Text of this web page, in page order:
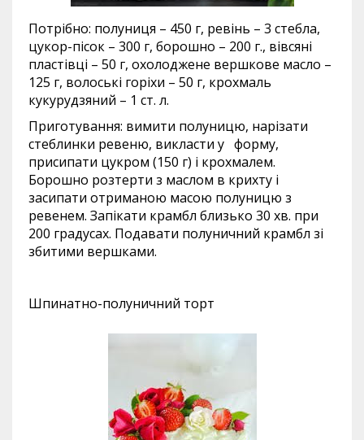
Потрібно: полуниця – 450 г, ревінь – 3 стебла,
цукор-пісок – 300 г, борошно – 200 г., вівсяні
пластівці – 50 г, охолоджене вершкове масло –
125 г, волоські горіхи – 50 г, крохмаль
кукурудзяний – 1 ст. л.
Приготування: вимити полуницю, нарізати
стеблинки ревеню, викласти у форму,
присипати цукром (150 г) і крохмалем.
Борошно розтерти з маслом в крихту і
засипати отриманою масою полуницю з
ревенем. Запікати крамбл близько 30 хв. при
200 градусах. Подавати полуничний крамбл зі
збитими вершками.
Шпинатно-полуничний торт